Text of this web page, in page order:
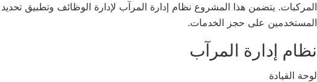
المركبات. يتضمن هذا المشروع نظام إدارة المرآب لإدارة الوظائف وتطبيق
المستخدمين على حجز الخدمات.
نظام إدارة المرآب
لوحة القيادة